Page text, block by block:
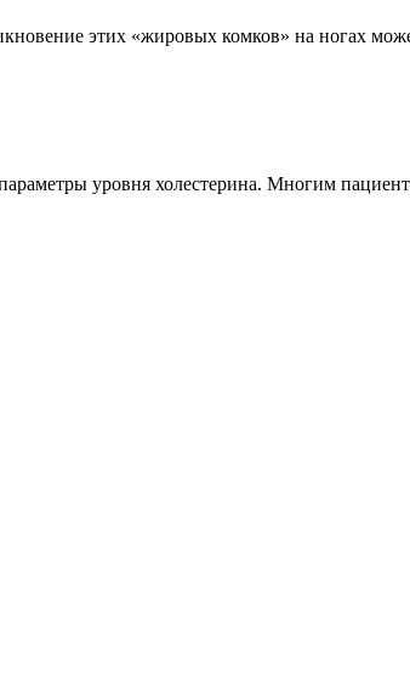
этих «жировых комков» на ногах
уровня холестерина. Многим